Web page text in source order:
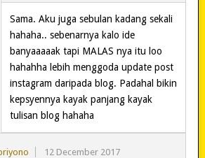
Sama. Aku juga sebulan kadang sekali
hahaha.. sebenarnya kalo ide
banyaaaaak tapi MALAS nya itu loo
hahahha lebih menggoda update post
instagram daripada blog. Padahal bikin
kepsyennya kayak panjang kayak
tulisan blog hahaha
12 December 2017